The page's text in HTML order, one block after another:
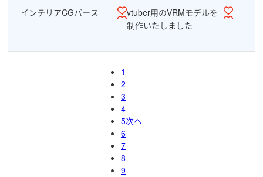
インテリアCGパース
vtuber用のVRMモデルを
制作いたしました
1
2
3
4
5
6
7
8
9
次へ